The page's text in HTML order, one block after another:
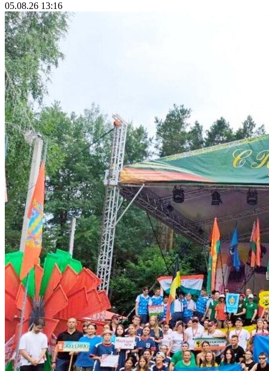
05.08.26 13:16